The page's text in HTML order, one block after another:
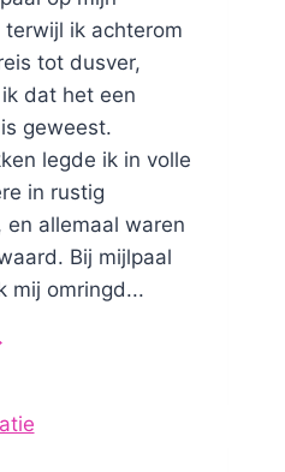
terwijl ik achterom
tot dusver,
dat het een
geweest.
legde ik in volle
in rustig
allemaal waren
Bij mijlpaal
mij omringd...